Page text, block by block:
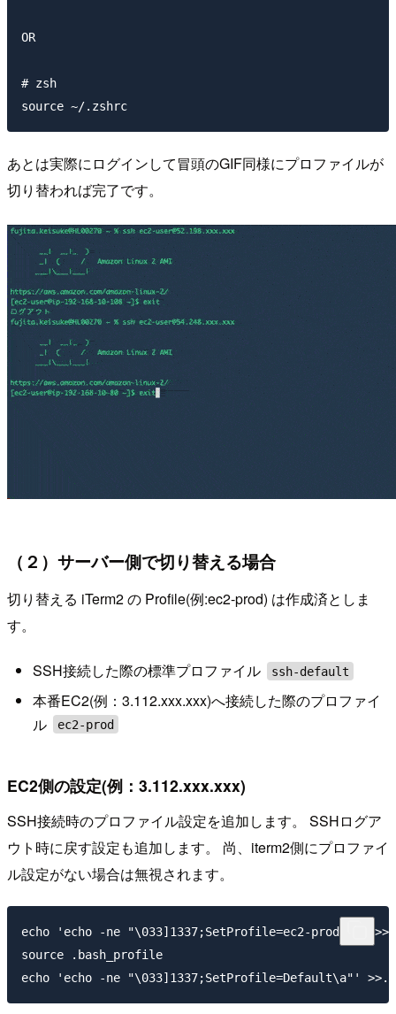
OR
# zsh
あとは実際にログインして冒頭のGIF同様にプロファイルが
切り替われば完了です。
（２）サーバー側で切り替える場合
切り替える iTerm2 の Profile(例:ec2-prod) は作成済としま
す。
SSH接続した際の標準プロファイル ssh-default
本番EC2(例：3.112.xxx.xxx)へ接続した際のプロファイ
ル
ec2-prod
EC2側の設定(例：3.112.xxx.xxx)
SSH接続時のプロファイル設定を追加します。 SSHログア
ウト時に戻す設定も追加します。 尚、iterm2側にプロファイ
ル設定がない場合は無視されます。
echo 'echo -ne "\033]1337;SetProfile=ec2-prod\a"'
source .bash_profile